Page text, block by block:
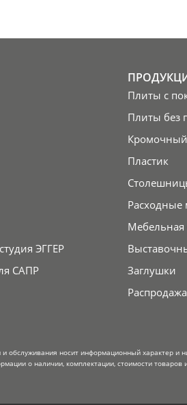
ЭГГЕР
САПР
Плиты с
Плиты без
Пластик
Расходные
Мебельная
Заглушки
Распродажа
обслуживания носит информационный характер
о наличии, комплектации, стоимости